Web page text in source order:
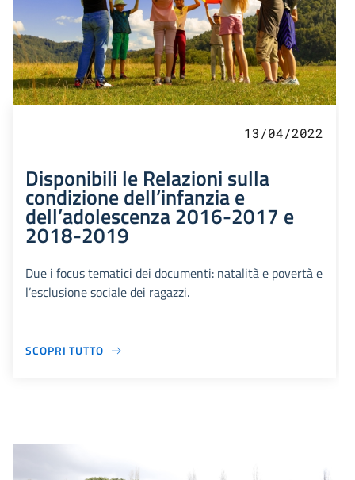
13/04/2022
Disponibili le Relazioni sulla
condizione dell’infanzia e
dell’adolescenza 2016-2017 e
2018-2019
Due i focus tematici dei documenti: natalità e povertà e
l’esclusione sociale dei ragazzi.
SCOPRI TUTTO